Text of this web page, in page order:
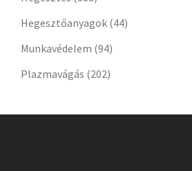
Hegesztőanyagok (44)
Munkavédelem (94)
Plazmavágás (202)